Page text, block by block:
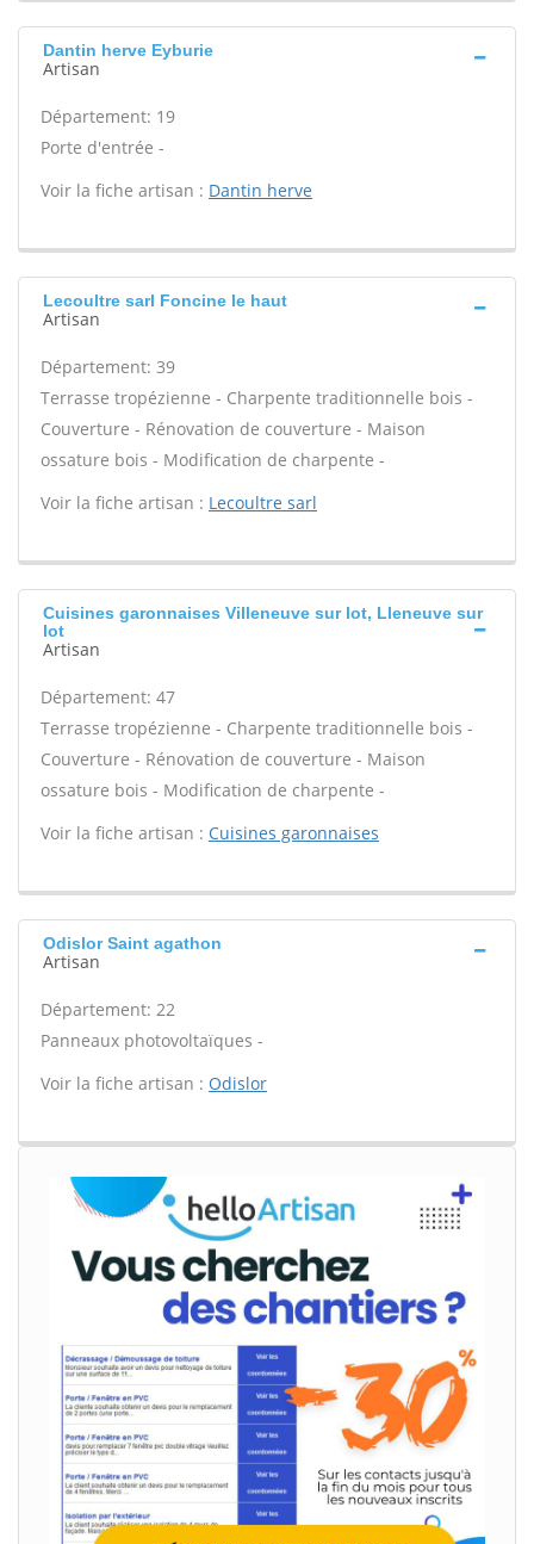
Dantin herve Eyburie
Artisan
Département: 19
Porte d'entrée -
Voir la fiche artisan : Dantin herve
Lecoultre sarl Foncine le haut
Artisan
Département: 39
Terrasse tropézienne - Charpente traditionnelle bois -
Couverture - Rénovation de couverture - Maison
ossature bois - Modification de charpente -
Voir la fiche artisan : Lecoultre sarl
Cuisines garonnaises Villeneuve sur lot, Lleneuve sur
lot
Artisan
Département: 47
Terrasse tropézienne - Charpente traditionnelle bois -
Couverture - Rénovation de couverture - Maison
ossature bois - Modification de charpente -
Voir la fiche artisan : Cuisines garonnaises
Odislor Saint agathon
Artisan
Département: 22
Panneaux photovoltaïques -
Voir la fiche artisan : Odislor